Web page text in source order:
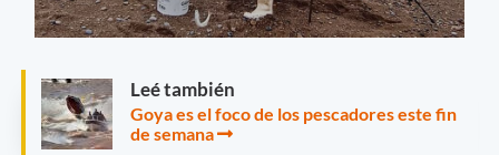
Leé también
Goya es el foco de los pescadores este fin
de semana